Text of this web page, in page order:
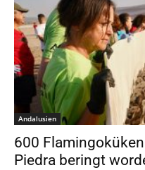
Andalusien
600
Piedra beringt